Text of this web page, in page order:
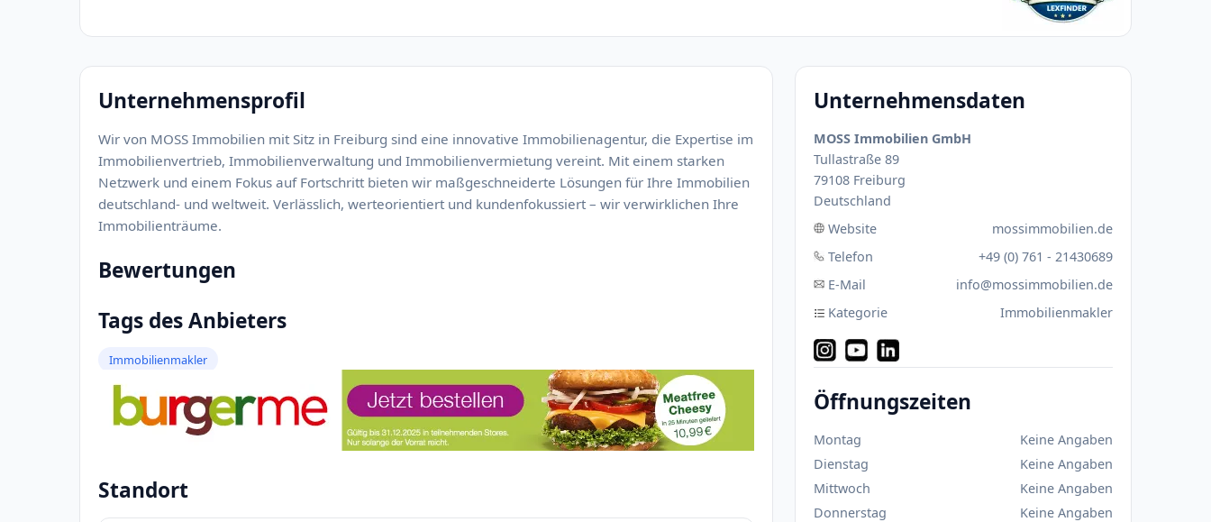
Unternehmensprofil
Wir von MOSS Immobilien mit Sitz in Freiburg sind eine innovative Immobilienagentur, die Expertise im
Immobilienvertrieb, Immobilienverwaltung und Immobilienvermietung vereint. Mit einem starken
Netzwerk und einem Fokus auf Fortschritt bieten wir maßgeschneiderte Lösungen für Ihre Immobilien
deutschland- und weltweit. Verlässlich, werteorientiert und kundenfokussiert – wir verwirklichen Ihre
Immobilienträume.
Bewertungen
Tags des Anbieters
Immobilienmakler
Standort
Unternehmensdaten
MOSS Immobilien GmbH
Tullastraße 89
79108 Freiburg
Deutschland
Website
mossimmobilien.de
Telefon
+49 (0) 761 - 21430689
E-Mail
info@mossimmobilien.de
Kategorie
Immobilienmakler
Öffnungszeiten
Montag
Keine Angaben
Dienstag
Keine Angaben
Mittwoch
Keine Angaben
Donnerstag
Keine Angaben